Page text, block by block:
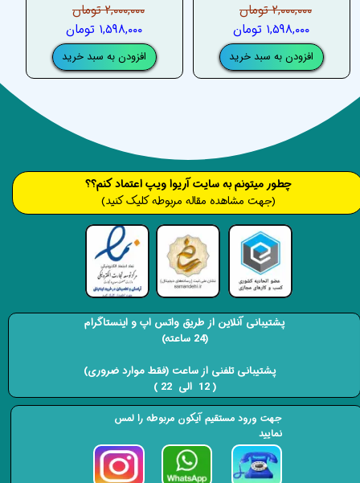
۲,۰۰۰,۰۰۰ تومان
۱,۵۹۸,۰۰۰ تومان
افزودن به سبد خرید
۲,۰۰۰,۰۰۰ تومان
۱,۵۹۸,۰۰۰ تومان
افزودن به سبد خرید
​​​چطور میتونم به سایت آریوا ویپ اعتماد کنم؟؟
(جهت مشاهده مقاله مربوطه کلیک کنید)
پشتیبانی آنلاین از طریق واتس اپ و اینستاگرام
(24 ساعته)
​​​​​​​ پشتیبانی تلفنی از ساعت (فقط موارد ضروری)
( 12 الی 22 ) ​​​​​​​
جهت ورود مستقیم آیکون مربوطه را لمس
نمایید